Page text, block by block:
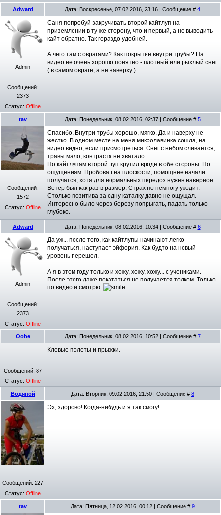
Adward Дата: Воскресенье, 07.02.2016, 23:16 | Сообщение # 4
Admin
Сообщений:
2373
Статус: Offline
Саня попробуй закручивать второй кайтлуп на
приземлении в ту же сторону, что и первый, а не выводить
кайт обратно. Так гораздо удобней.
А чего там с оврагами? Как покрытие внутри трубы? На
видео не очень хорошо понятно - плотный или рыхлый снег
( в самом овраге, а не наверху )
tav Дата: Понедельник, 08.02.2016, 02:37 | Сообщение # 5
Сообщений:
1572
Статус: Offline
Спасибо. Внутри трубы хорошо, мягко. Да и наверху не
жестко. В одном месте на меня микролавинка сошла, на
видео видно, если присмотреться. Снег с небом сливается,
травы мало, контраста не хватало.
По кайтлупам второй луп крутил вроде в обе стороны. По
ощущениям. Пробовал на плоскости, помощнее начали
получатся, хотя для нормальных передоз нужен наверное.
Ветер был как раз в размер. Страх по немногу уходит.
Столько позитива за одну каталку давно не ощущал.
Интересно было через березу попрыгать, падать только
глубоко.
Adward Дата: Понедельник, 08.02.2016, 10:34 | Сообщение # 6
Admin
Сообщений:
2373
Статус: Offline
Да уж... после того, как кайтлупы начинают легко
получаться, наступает эйфория. Как будто на новый
уровень перешел.
А я в этом году только и хожу, хожу, хожу... с учениками.
После этого даже покататься не получается толком. Только
по видео и смотрю
Oobe Дата: Понедельник, 08.02.2016, 10:52 | Сообщение # 7
Сообщений: 87
Статус: Offline
Клевые полеты и прыжки.
Водяной Дата: Вторник, 09.02.2016, 21:50 | Сообщение # 8
Сообщений: 227
Статус: Offline
Эх, здорово! Когда-нибудь и я так смогу!..
tav Дата: Пятница, 12.02.2016, 00:12 | Сообщение # 9